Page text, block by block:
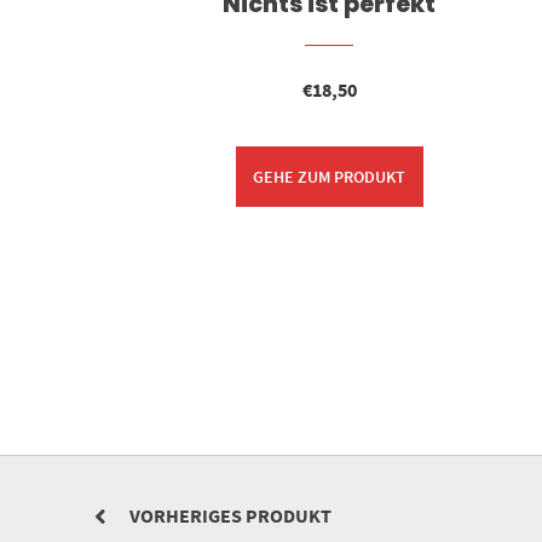
€18,50
GEHE ZUM PRODUKT
VORHERIGES PRODUKT